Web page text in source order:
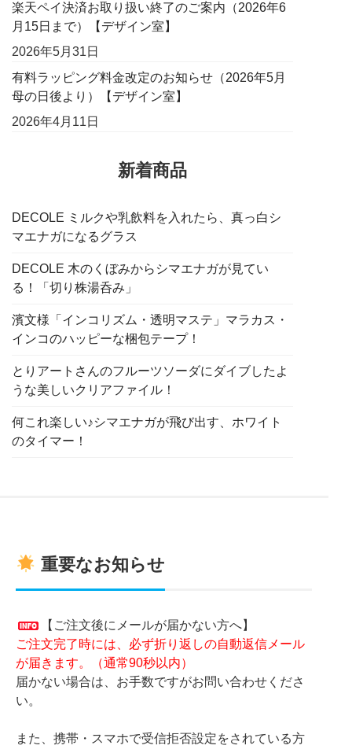
楽天ペイ決済お取り扱い終了のご案内（2026年6
月15日まで）【デザイン室】
2026年5月31日
有料ラッピング料金改定のお知らせ（2026年5月
母の日後より）【デザイン室】
2026年4月11日
新着商品
DECOLE ミルクや乳飲料を入れたら、真っ白シ
マエナガになるグラス
DECOLE 木のくぼみからシマエナガが見てい
る！「切り株湯呑み」
濱文様「インコリズム・透明マステ」マラカス・
インコのハッピーな梱包テープ！
とりアートさんのフルーツソーダにダイブしたよ
うな美しいクリアファイル！
何これ楽しい♪シマエナガが飛び出す、ホワイト
のタイマー！
重要なお知らせ
【ご注文後にメールが届かない方へ】
ご注文完了時には、必ず折り返しの自動返信メール
が届きます。（通常90秒以内）
届かない場合は、お手数ですがお問い合わせくださ
い。
また、携帯・スマホで受信拒否設定をされている方